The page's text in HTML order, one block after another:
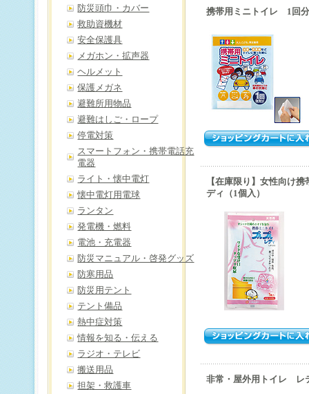
携帯用ミニトイレ 1回
【在庫限り】女性向け
ディ（1個入）
非常・屋外用トイレ
防災頭巾・カバー
救助資機材
安全保護具
メガホン・拡声器
ヘルメット
保護メガネ
避難所用物品
避難はしご・ロープ
停電対策
スマートフォン・携帯電話充
電器
ライト・懐中電灯
懐中電灯用電球
ランタン
発電機・燃料
電池・充電器
防災マニュアル・啓発グッズ
防寒用品
防災用テント
テント備品
熱中症対策
情報を知る・伝える
ラジオ・テレビ
搬送用品
担架・救護車